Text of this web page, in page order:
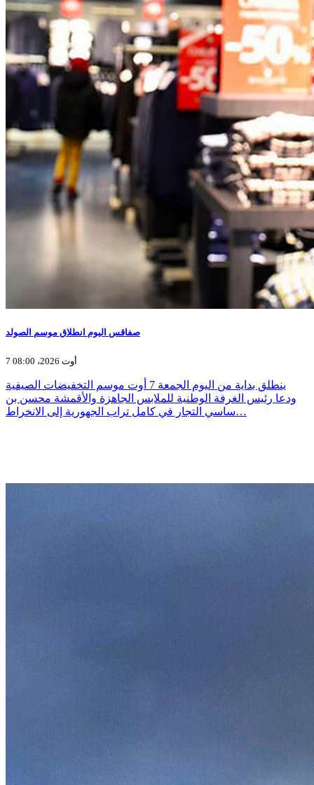
صفاقس اليوم انطلاق موسم الصولد
7 أوت 2026، 08:00
ينطلق بداية من اليوم الجمعة 7 أوت موسم التخفيضات الصيفية
ودعا رئيس الغرفة الوطنية للملابس الجاهزة والأقمشة محسن بن
ساسي التجار في كامل تراب الجهورية إلى الانخراط…